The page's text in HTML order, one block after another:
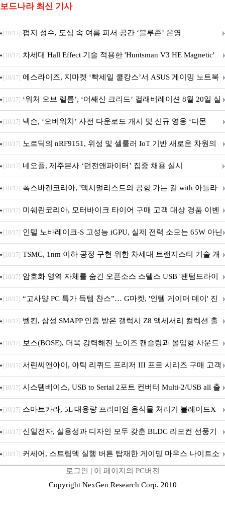
보드나라 최신 기사
[10/17] 펍지 성수, 도심 속 여름 피서 공간 ‘블루존’ 운영
[10/17] 차세대 Hall Effect 기술 적용한 'Huntsman V3 HE Magnetic'
시리즈 출시
[10/17] 에스라이즈, 지마켓 ‘빡세일 쿨캉스’서 ASUS 게이밍 노트북
특별 프로모션 진행
[10/17] ‘워처 오브 렐름’, ‘어쌔신 크리드’ 컬래버레이션 8월 20일 실
시
[10/17] 넥슨, ‘오버워치’ 사전 다운로드 개시 및 신규 영웅 ‘디몬
(D.Mon)’ 공개!
[10/17] 노르딕의 nRF9151, 위성 및 셀룰러 IoT 기반 새로운 차원의
커넥티드 기기 개발 지원
[10/17] 네오플, 제주본사 ‘던전앤파이터’ 집중 채용 실시
[10/17] 폭스바겐코리아, '맥시멀리스트의 공항 가는 길 with 아틀라
스' 이벤트 실시
[10/17] 미쉐린코리아, 모터바이크 타이어 구매 고객 대상 경품 이벤
트 진행
[10/17] 인텔 노바레이크-S 고성능 iGPU, 실제 전력 소모는 65W 아닌
40W?
[10/17] TSMC, 1nm 이하 공정 구현 위한 차세대 트랜지스터 기술 개
발
[10/17] 암호화 영역 자체를 숨긴 오픈소스 스텔스 USB '팬텀드라이
브' 공개
[10/17] “고사양 PC 특가 득템 찬스”… G마켓, '인텔 게이머 데이' 진
행
[10/17] 벨킨, 삼성 SMAPP 인증 받은 갤럭시 Z8 액세서리 컬렉션 출
시
[10/17] 보스(BOSE), 더욱 강력해진 노이즈 캔슬링과 몰입형 사운드
의 ‘QC 헤드폰 2세대’ 출시
[10/17] 서린씨앤아이, 아틱 리퀴드 프리저 III 프로 시리즈 구매 고객
대상 P12 프로 PST 증정 프로모션 진행
[10/17] 시스템베이스, USB to Serial 2포트 컨버터 Multi-2/USB all 출
시
[10/17] 스마트카라, 5L 대용량 프리미엄 음식물 처리기 블레이드X
그라나이트S 출시
[10/17] 신일전자, 실용성과 디자인 모두 갖춘 BLDC 리모컨 선풍기
출시
[10/17] 커세어, 스트림덱 실행 버튼 탑재한 게이밍 마우스 나이트소
드 v2 와이어리스 SD 출시
로그인 | 이 페이지의 PC버전
Copyright NexGen Research Corp. 2010